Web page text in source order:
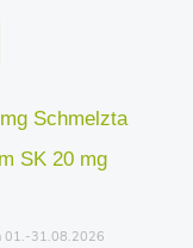
01.-31.08.2026